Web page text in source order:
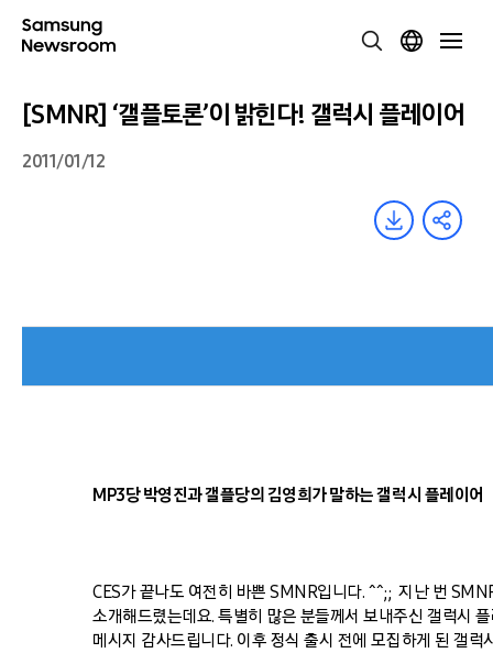
[SMNR] ‘갤플토론’이 밝힌다! 갤럭시 플레이어
2011/01/12
MP3당 박영진과 갤플당의 김영희가 말하는 갤럭시 플레이어
CES가 끝나도 여전히 바쁜 SMNR입니다. ^^;; 지난 번
소개해드렸는데요. 특별히 많은 분들께서 보내주신 갤럭시
메시지 감사드립니다. 이후 정식 출시 전에 모집하게 된 갤